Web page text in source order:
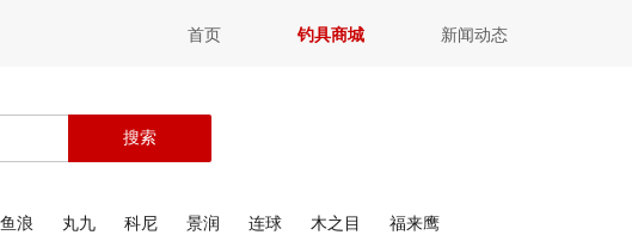
首页 钓具商城 新闻动态
搜索
鱼浪 丸九 科尼 景润 连球 木之目
福来鹰